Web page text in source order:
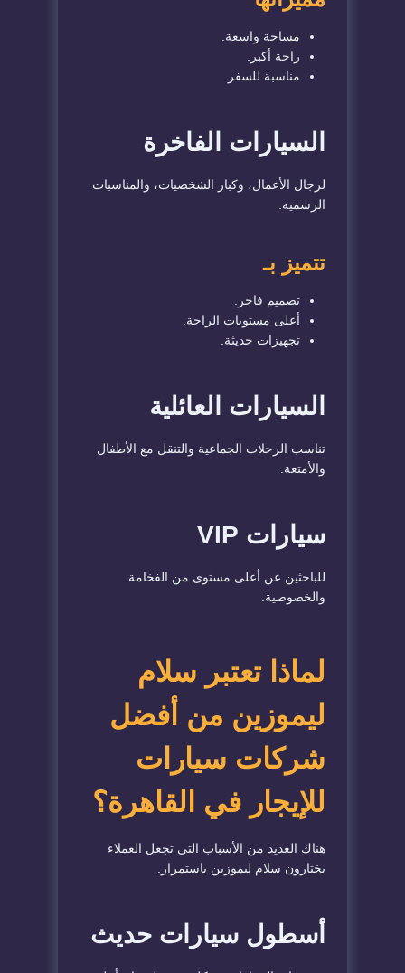
مساحة واسعة.
راحة أكبر.
مناسبة للسفر.
السيارات الفاخرة
لرجال الأعمال، وكبار الشخصيات، والمناسبات
الرسمية.
تتميز بـ
تصميم فاخر.
أعلى مستويات الراحة.
تجهيزات حديثة.
السيارات العائلية
تناسب الرحلات الجماعية والتنقل مع الأطفال
والأمتعة.
سيارات VIP
للباحثين عن أعلى مستوى من الفخامة
والخصوصية.
لماذا تعتبر سلام
ليموزين من أفضل
شركات سيارات
للإيجار في القاهرة؟
هناك العديد من الأسباب التي تجعل العملاء
يختارون سلام ليموزين باستمرار.
أسطول سيارات حديث